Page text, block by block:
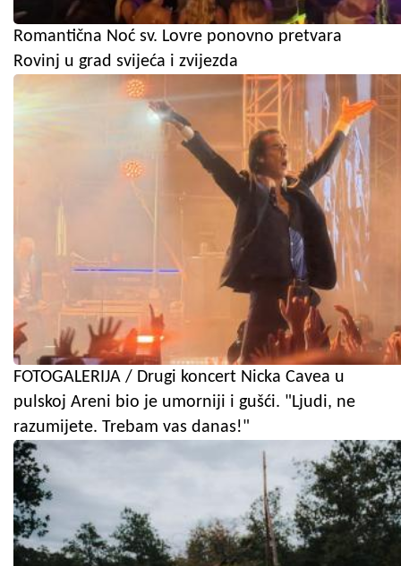
Romantična Noć sv. Lovre ponovno pretvara
Rovinj u grad svijeća i zvijezda
FOTOGALERIJA / Drugi koncert Nicka Cavea u
pulskoj Areni bio je umorniji i gušći. "Ljudi, ne
razumijete. Trebam vas danas!"